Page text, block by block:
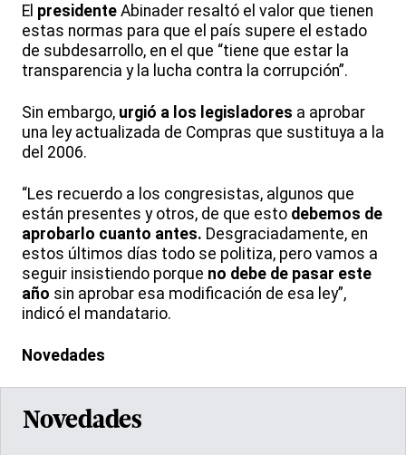
El presidente Abinader resaltó el valor que tienen
estas normas para que el país supere el estado
de subdesarrollo, en el que “tiene que estar la
transparencia y la lucha contra la corrupción”.
Sin embargo, urgió a los legisladores a aprobar
una ley actualizada de Compras que sustituya a la
del 2006.
“Les recuerdo a los congresistas, algunos que
están presentes y otros, de que esto debemos de
aprobarlo cuanto antes. Desgraciadamente, en
estos últimos días todo se politiza, pero vamos a
seguir insistiendo porque no debe de pasar este
año sin aprobar esa modificación de esa ley”,
indicó el mandatario.
Novedades
Novedades